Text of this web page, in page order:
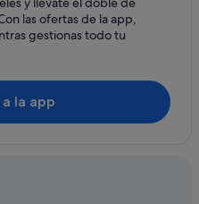
las ofertas de la app,
gestionas todo tu
la app